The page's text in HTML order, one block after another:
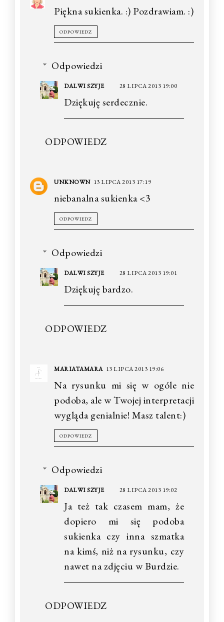
Piękna sukienka. :) Pozdrawiam. :)
ODPOWIEDZ
Odpowiedzi
DALWI SZYJE 28 LIPCA 2013 19:00
Dziękuję serdecznie.
ODPOWIEDZ
UNKNOWN 13 LIPCA 2013 17:19
niebanalna sukienka <3
ODPOWIEDZ
Odpowiedzi
DALWI SZYJE 28 LIPCA 2013 19:01
Dziękuję bardzo.
ODPOWIEDZ
MARIATAMARA 13 LIPCA 2013 19:06
Na rysunku mi się w ogóle nie
podoba, ale w Twojej interpretacji
wygląda genialnie! Masz talent:)
ODPOWIEDZ
Odpowiedzi
DALWI SZYJE 28 LIPCA 2013 19:02
Ja też tak czasem mam, że
dopiero mi się podoba
sukienka czy inna szmatka
na kimś, niż na rysunku, czy
nawet na zdjęciu w Burdzie.
ODPOWIEDZ